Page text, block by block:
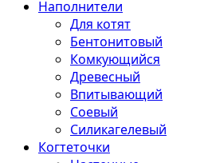
Наполнители
Для котят
Бентонитовый
Комкующийся
Древесный
Впитывающий
Соевый
Силикагелевый
Когтеточки